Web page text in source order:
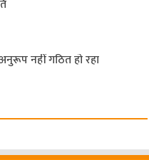
नहीं गठित हो रहा